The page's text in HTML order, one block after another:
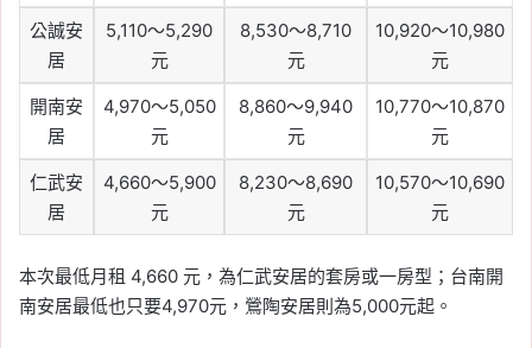
公誠安
居
5,110～5,290
元
8,530～8,710
元
10,920～10,980
元
開南安
居
4,970～5,050
元
8,860～9,940
元
10,770～10,870
元
仁武安
居
4,660～5,900
元
8,230～8,690
元
10,570～10,690
元
本次最低月租 4,660 元，為仁武安居的套房或一房型；台南開
南安居最低也只要4,970元，鶯陶安居則為5,000元起。